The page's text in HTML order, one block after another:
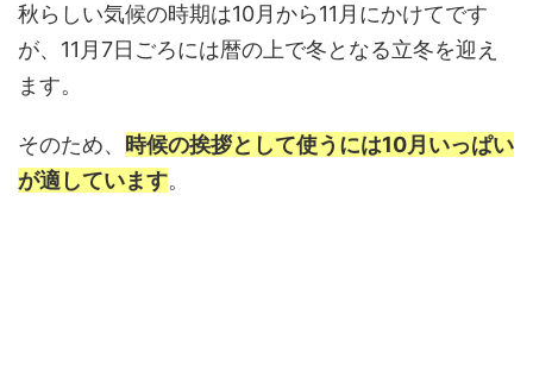
秋らしい気候の時期は10月から11月にかけてです
が、11月7日ごろには暦の上で冬となる立冬を迎え
ます。
そのため、
時候の挨拶として使うには10月いっぱい
が適しています。